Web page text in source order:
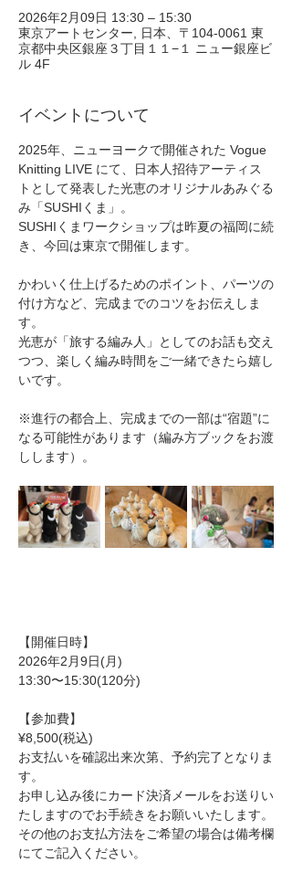
2026年2月09日 13:30 – 15:30
東京アートセンター, 日本、〒104-0061 東
京都中央区銀座３丁目１１−１ ニュー銀座ビ
ル 4F
イベントについて
2025年、ニューヨークで開催された Vogue
Knitting LIVE にて、日本人招待アーティス
トとして発表した光恵のオリジナルあみぐる
み「SUSHIくま」。
SUSHIくまワークショップは昨夏の福岡に続
き、今回は東京で開催します。
かわいく仕上げるためのポイント、パーツの
付け方など、完成までのコツをお伝えしま
す。
光恵が「旅する編み人」としてのお話も交え
つつ、楽しく編み時間をご一緒できたら嬉し
いです。
※進行の都合上、完成までの一部は“宿題”に
なる可能性があります（編み方ブックをお渡
しします）。
【開催日時】
2026年2月9日(月)
13:30〜15:30(120分)
【参加費】
¥8,500(税込)
お支払いを確認出来次第、予約完了となりま
す。
お申し込み後にカード決済メールをお送りい
たしますのでお手続きをお願いいたします。
その他のお支払方法をご希望の場合は備考欄
にてご記入ください。